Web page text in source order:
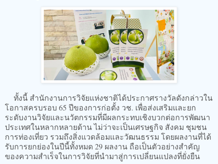
ทั้งนี้ สำนักงานการวิจัยแห่งชาติได้ประกาศรางวัลดังกล่าวใน
โอกาสครบรอบ 65 ปีของการก่อตั้ง วช. เพื่อส่งเสริมและยก
ระดับงานวิจัยและนวัตกรรมที่มีผลกระทบเชิงบวกต่อการพัฒนา
ประเทศในหลากหลายด้าน ไม่ว่าจะเป็นเศรษฐกิจ สังคม ชุมชน
การท่องเที่ยว รวมถึงสิ่งแวดล้อมและวัฒนธรรม โดยผลงานที่ได้
รับการยกย่องในปีนี้ทั้งหมด 29 ผลงาน ถือเป็นตัวอย่างสำคัญ
ของความสำเร็จในการวิจัยที่นำมาสู่การเปลี่ยนแปลงที่ยั่งยืน